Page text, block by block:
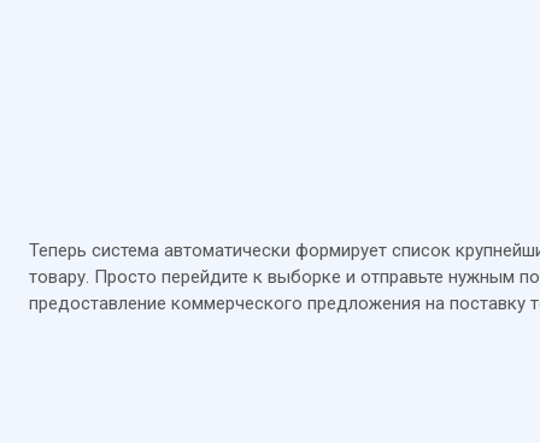
Теперь система автоматически формирует список
товару. Просто перейдите к выборке и отправьте нужным
предоставление коммерческого предложения на поставку